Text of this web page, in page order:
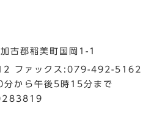
古郡稲美町国岡1-1
ファックス:079-492-5162
分から午後5時15分まで